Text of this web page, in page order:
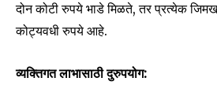
दोन कोटी रुपये भाडे मिळते, तर प्रत्येक
कोट्यवधी रुपये आहे.
व्यक्तिगत लाभासाठी दुरुपयोग: